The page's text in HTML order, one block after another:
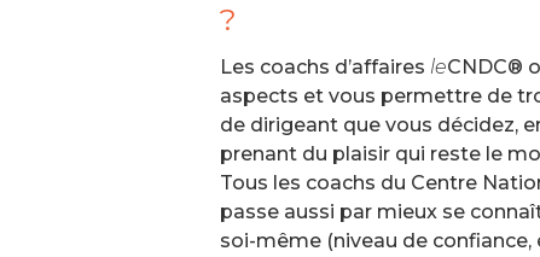
?
Les coachs d’affaires leCNDC®
aspects et vous permettre de
de dirigeant que vous décidez,
prenant du plaisir qui reste le
Tous les coachs du Centre
passe aussi par mieux se
soi-même (niveau de confiance,